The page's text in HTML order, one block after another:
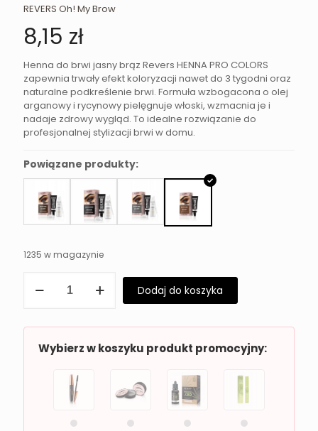
REVERS Oh! My Brow
8,15 zł
Henna do brwi jasny brąz Revers HENNA PRO COLORS
zapewnia trwały efekt koloryzacji nawet do 3 tygodni oraz
naturalne podkreślenie brwi. Formuła wzbogacona o olej
arganowy i rycynowy pielęgnuje włoski, wzmacnia je i
nadaje zdrowy wygląd. To idealne rozwiązanie do
profesjonalnej stylizacji brwi w domu.
Powiązane produkty:
1235 w magazynie
Henna
jasny
brąz
REVERS
Dodaj do koszyka
Wybierz w koszyku produkt promocyjny: